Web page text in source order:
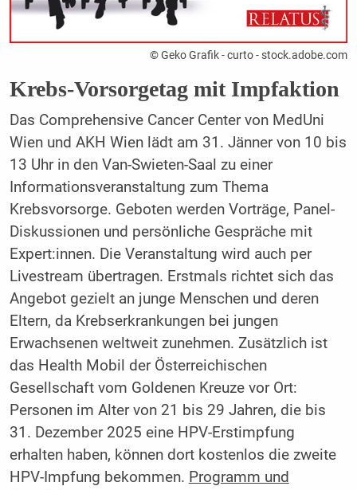
© Geko Grafik - curto - stock.adobe.com
Krebs-Vorsorgetag mit Impfaktion
Das Comprehensive Cancer Center von MedUni
Wien und AKH Wien lädt am 31. Jänner von 10 bis
13 Uhr in den Van-Swieten-Saal zu einer
Informationsveranstaltung zum Thema
Krebsvorsorge. Geboten werden Vorträge, Panel-
Diskussionen und persönliche Gespräche mit
Expert:innen. Die Veranstaltung wird auch per
Livestream übertragen. Erstmals richtet sich das
Angebot gezielt an junge Menschen und deren
Eltern, da Krebserkrankungen bei jungen
Erwachsenen weltweit zunehmen. Zusätzlich ist
das Health Mobil der Österreichischen
Gesellschaft vom Goldenen Kreuze vor Ort:
Personen im Alter von 21 bis 29 Jahren, die bis
31. Dezember 2025 eine HPV-Erstimpfung
erhalten haben, können dort kostenlos die zweite
HPV-Impfung bekommen. Programm und